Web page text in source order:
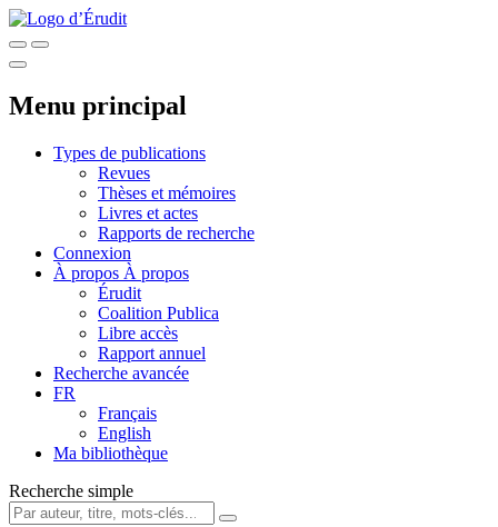
Menu principal
Types de publications
Revues
Thèses et mémoires
Livres et actes
Rapports de recherche
Connexion
À propos À propos
Érudit
Coalition Publica
Libre accès
Rapport annuel
Recherche avancée
FR
Français
English
Ma bibliothèque
Recherche simple